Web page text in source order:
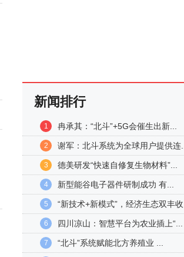
新闻排行
1 冉承其：“北斗”+5G会催生出新...
2 谢军：北斗系统为全球用户提供连...
3 德美研发“快速自修复生物材料”...
4 新型能谷电子器件研制成功 有...
5 “新技术+新模式”，经济生态双丰收
6 四川凉山：智慧平台为农业插上“...
7 “北斗”系统赋能北方养殖业 ...